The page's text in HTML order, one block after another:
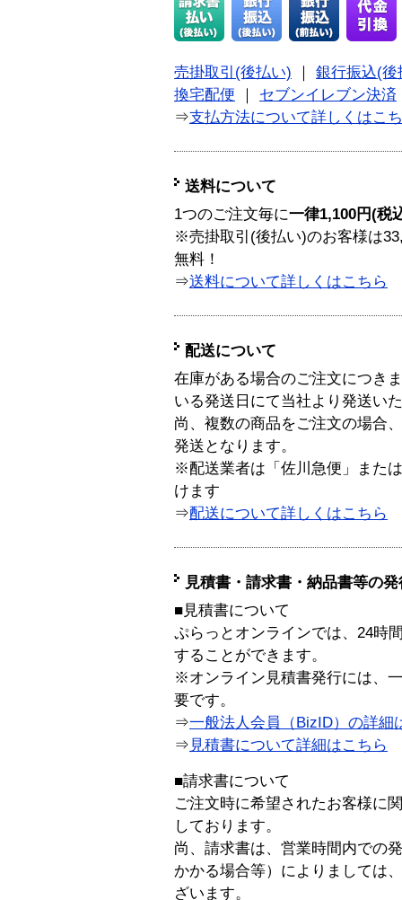
売掛取引(後払い)
銀行振込(後
換宅配便
セブンイレブン決済
⇒支払方法について詳しくはこ
送料について
1つのご注文毎に一律1,100円(税
※売掛取引(後払い)のお客様は
無料！
⇒送料について詳しくはこちら
配送について
在庫がある場合のご注文につき
いる発送日にて当社より発送い
尚、複数の商品をご注文の場合
発送となります。
※配送業者は「佐川急便」また
けます
⇒配送について詳しくはこちら
見積書・請求書・納品書等の
■見積書について
ぷらっとオンラインでは、24時
することができます。
※オンライン見積書発行には、
要です。
⇒一般法人会員（BizID）の詳細
⇒ 見積書について詳細はこちら
■請求書について
ご注文時に希望されたお客様に
しております。
尚、請求書は、営業時間内での
かかる場合等）によりましては
ざいます。